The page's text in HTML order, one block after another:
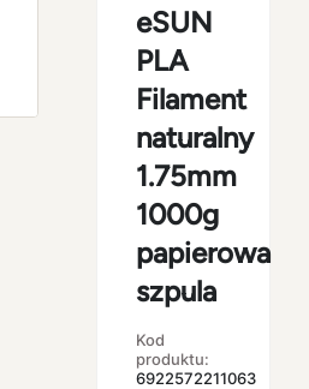
eSUN
PLA
Filament
naturalny
1.75mm
1000g
papierowa
szpula
Kod
produktu:
6922572211063